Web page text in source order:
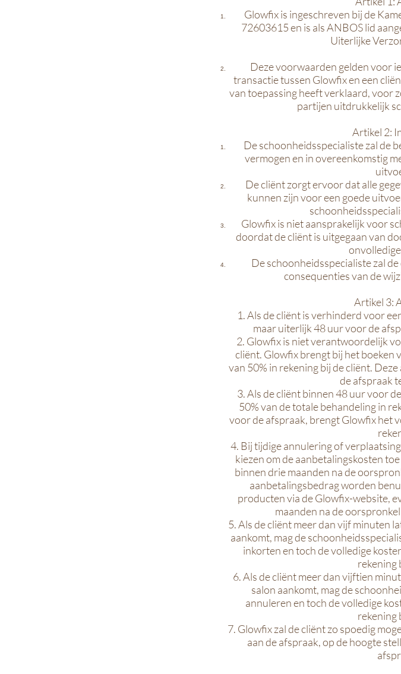
Glowfix is ingeschreven bij de
72603615 en is als ANBOS lid
Uiterlijke
Deze voorwaarden gelden voor
transactie tussen Glowfix en een
van toepassing heeft verklaard, voor
partijen uitdrukkelijk
Artikel 2:
De schoonheidsspecialiste zal de
vermogen en in overeenkomstig
De cliënt zorgt ervoor dat alle
kunnen zijn voor een goede
Glowfix is niet aansprakelijk voor
doordat de cliënt is uitgegaan van
De schoonheidsspecialiste zal
consequenties van de
Artikel 3:
1. Als de cliënt is verhinderd voor
maar uiterlijk 48 uur voor de
2. Glowfix is niet verantwoordelijk
cliënt. Glowfix brengt bij het boeken
van 50% in rekening bij de cliënt.
de afspraak
3. Als de cliënt binnen 48 uur voor
50% van de totale behandeling in
voor de afspraak, brengt Glowfix het
4. Bij tijdige annulering of
kiezen om de aanbetalingskosten
binnen drie maanden na de
aanbetalingsbedrag worden
producten via de Glowfix-website,
maanden na de
5. Als de cliënt meer dan vijf minuten
aankomt, mag de
inkorten en toch de volledige
rekening
6. Als de cliënt meer dan vijftien
salon aankomt, mag de
annuleren en toch de volledige
rekening
7. Glowfix zal de cliënt zo spoedig
aan de afspraak, op de hoogte